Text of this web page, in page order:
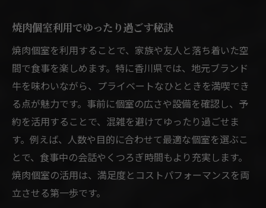
焼肉個室利用でゆったり過ごす秘訣
焼肉個室を利用することで、家族や友人と落ち着いた空
間で食事を楽しめます。特に香川県では、地元ブランド
牛を味わいながら、プライベートなひとときを満喫でき
る点が魅力です。事前に個室の広さや設備を確認し、予
約を活用することで、混雑を避けてゆったり過ごせま
す。例えば、人数や目的に合わせて最適な個室を選ぶこ
とで、食事中の会話やくつろぎ時間もより充実します。
焼肉個室の活用は、満足度とコストパフォーマンスを両
立させる第一歩です。